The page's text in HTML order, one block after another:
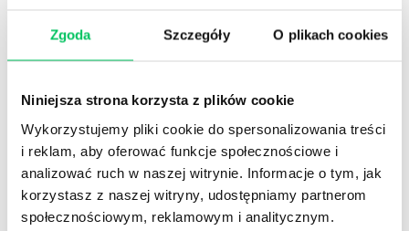
Zgoda Szczegóły O plikach cookies
Niniejsza strona korzysta z plików cookie
Wykorzystujemy pliki cookie do spersonalizowania treści
i reklam, aby oferować funkcje społecznościowe i
analizować ruch w naszej witrynie. Informacje o tym, jak
korzystasz z naszej witryny, udostępniamy partnerom
społecznościowym, reklamowym i analitycznym.
potrzeby wszystkich klientów urzędu, wdraża
niezbędne rozwiązania oraz wspiera osoby z
działanie urzędu zgodne z dobrymi zasadami
obsługi klienta z niepełnosprawnością
wzrost satysfakcji klientów urzędu ze
sposobów oraz jakości obsługi klienta
jednostka administracji publicznej w pełni
przygotowana do kompleksowej obsługi klienta